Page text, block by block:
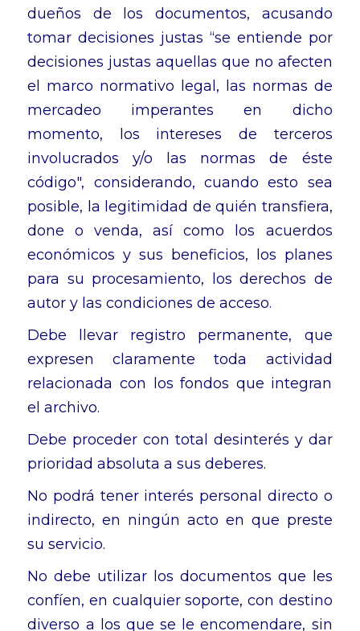
dueños de los documentos, acusando
tomar decisiones justas “se entiende por
decisiones justas aquellas que no afecten
el marco normativo legal, las normas de
mercadeo imperantes en dicho
momento, los intereses de terceros
involucrados y/o las normas de éste
código", considerando, cuando esto sea
posible, la legitimidad de quién transfiera,
done o venda, así como los acuerdos
económicos y sus beneficios, los planes
para su procesamiento, los derechos de
autor y las condiciones de acceso.
Debe llevar registro permanente, que
expresen claramente toda actividad
relacionada con los fondos que integran
el archivo.
Debe proceder con total desinterés y dar
prioridad absoluta a sus deberes.
No podrá tener interés personal directo o
indirecto, en ningún acto en que preste
su servicio.
No debe utilizar los documentos que les
confíen, en cualquier soporte, con destino
diverso a los que se le encomendare, sin